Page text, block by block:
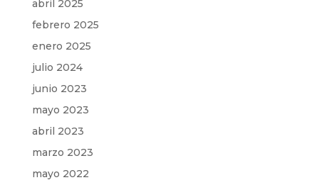
abril 2025
febrero 2025
enero 2025
julio 2024
junio 2023
mayo 2023
abril 2023
marzo 2023
mayo 2022